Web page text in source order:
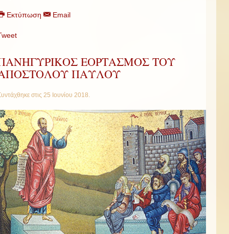
Εκτύπωση Email
ΕΟΡΤΑΣΜΟΣ ΤΟΥ
ΠΑΥΛΟΥ
στις 25 Ιουνίου 2018.